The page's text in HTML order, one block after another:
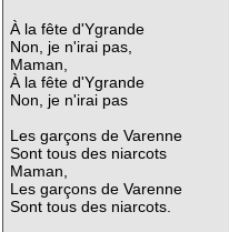
À la fête d'Ygrande
Non, je n'irai pas,
Maman,
À la fête d'Ygrande
Non, je n'irai pas
Les garçons de Varenne
Sont tous des niarcots
Maman,
Les garçons de Varenne
Sont tous des niarcots.